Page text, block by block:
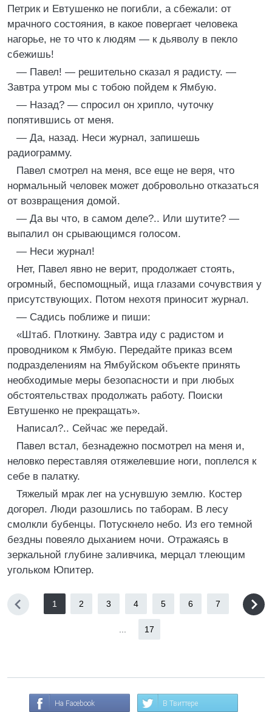
Петрик и Евтушенко не погибли, а сбежали: от
мрачного состояния, в какое повергает человека
нагорье, не то что к людям — к дьяволу в пекло
сбежишь!
— Павел! — решительно сказал я радисту. —
Завтра утром мы с тобою пойдем к Ямбую.
— Назад? — спросил он хрипло, чуточку
попятившись от меня.
— Да, назад. Неси журнал, запишешь
радиограмму.
Павел смотрел на меня, все еще не веря, что
нормальный человек может добровольно отказаться
от возвращения домой.
— Да вы что, в самом деле?.. Или шутите? —
выпалил он срывающимся голосом.
— Неси журнал!
Нет, Павел явно не верит, продолжает стоять,
огромный, беспомощный, ища глазами сочувствия у
присутствующих. Потом нехотя приносит журнал.
— Садись поближе и пиши:
«Штаб. Плоткину. Завтра иду с радистом и
проводником к Ямбую. Передайте приказ всем
подразделениям на Ямбуйском объекте принять
необходимые меры безопасности и при любых
обстоятельствах продолжать работу. Поиски
Евтушенко не прекращать».
Написал?.. Сейчас же передай.
Павел встал, безнадежно посмотрел на меня и,
неловко переставляя отяжелевшие ноги, поплелся к
себе в палатку.
Тяжелый мрак лег на уснувшую землю. Костер
догорел. Люди разошлись по таборам. В лесу
смолкли бубенцы. Потускнело небо. Из его темной
бездны повеяло дыханием ночи. Отражаясь в
зеркальной глубине заливчика, мерцал тлеющим
угольком Юпитер.
1 2 3 4 5 6 7
17
На Facebook В Твиттере